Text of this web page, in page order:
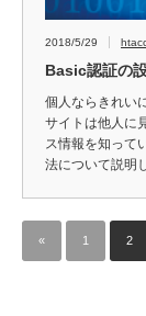
2018/5/29
Basic認証の
個人ならきれい
サイトは他人に
ス情報を知って
法について説明
« 1 2